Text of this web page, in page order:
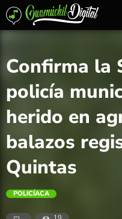
Confirma la
policía
herido en
balazos
Quintas
POLICÍACA